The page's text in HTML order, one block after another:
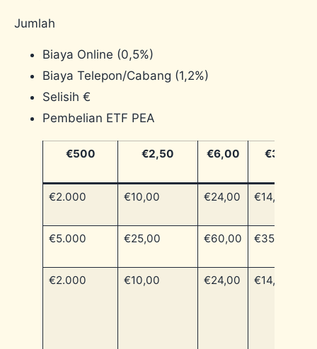
Jumlah
Biaya Online (0,5%)
Biaya Telepon/Cabang (1,2%)
Selisih €
Pembelian ETF PEA
€500 €2,50 €6,00 €3,50
€2.000 €10,00 €24,00 €14,00
€5.000 €25,00 €60,00 €35,00
€2.000 €10,00 €24,00 €14,00